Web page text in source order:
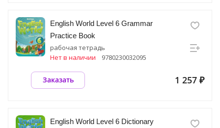
English World Level 6 Grammar
Practice Book
рабочая тетрадь
Нет в наличии
9780230032095
1 257 ₽
Заказать
English World Level 6 Dictionary